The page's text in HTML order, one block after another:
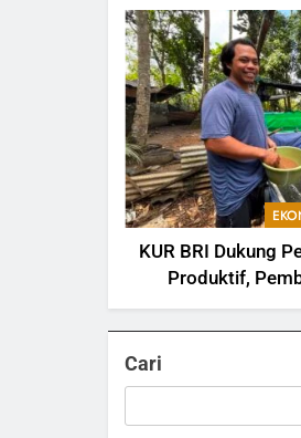
KUR BRI Dukung
Produktif,
Tingkatkan
Cari